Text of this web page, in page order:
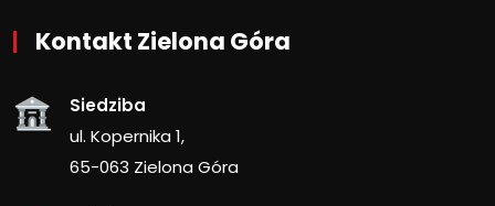
Kontakt Zielona Góra
Siedziba
ul. Kopernika 1,
65-063 Zielona Góra